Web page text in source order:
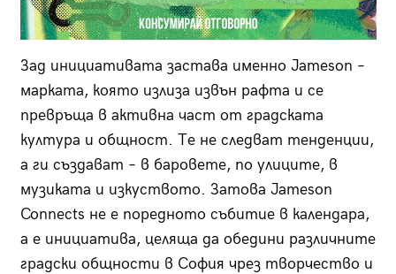
Зад инициативата застава именно Jameson –
марката, която излиза извън рафта и се
превръща в активна част от градската
култура и общност. Те не следват тенденции,
а ги създават – в баровете, по улиците, в
музиката и изкуството. Затова Jameson
Connects не е поредното събитие в календара,
а е инициатива, целяща да обедини различните
градски общности в София чрез творчество и